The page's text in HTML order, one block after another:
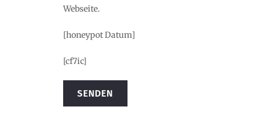
Webseite.
[honeypot Datum]
[cf7ic]